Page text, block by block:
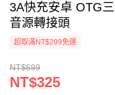
3A快充安卓 OTG
音源轉接頭
超取滿NT$299免運
NT$699
NT$325